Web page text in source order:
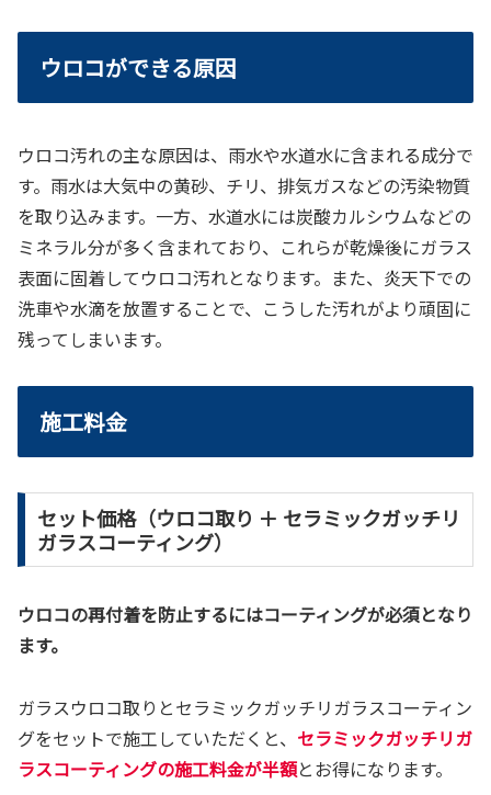
ウロコができる原因
ウロコ汚れの主な原因は、雨水や水道水に含まれる成分で
す。雨水は大気中の黄砂、チリ、排気ガスなどの汚染物質
を取り込みます。一方、水道水には炭酸カルシウムなどの
ミネラル分が多く含まれており、これらが乾燥後にガラス
表面に固着してウロコ汚れとなります。また、炎天下での
洗車や水滴を放置することで、こうした汚れがより頑固に
残ってしまいます。
施工料金
セット価格（ウロコ取り ＋ セラミックガッチリ
ガラスコーティング）
ウロコの再付着を防止するにはコーティングが必須となり
ます。
ガラスウロコ取りとセラミックガッチリガラスコーティン
グをセットで施工していただくと、 セラミックガッチリガ
ラスコーティングの施工料金が半額とお得になります。